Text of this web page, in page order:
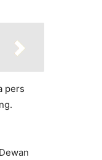
pers